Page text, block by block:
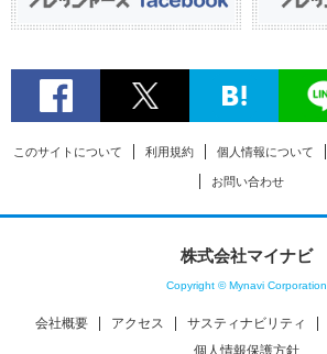
このサイトについて 利用規約 個人情報について
お問い合わせ
株式会社マイナビ
Copyright © Mynavi Corporation
会社概要 アクセス サスティナビリティ
個人情報保護方針